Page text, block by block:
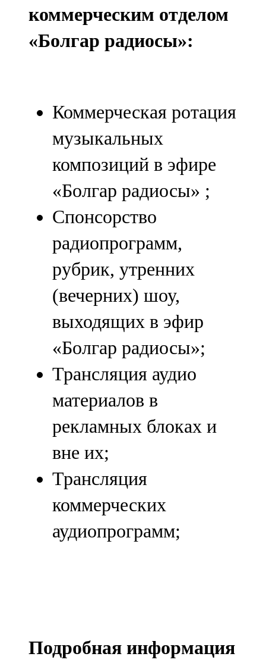
коммерческим отделом
«Болгар радиосы»:
Коммерческая ротация
музыкальных
композиций в эфире
«Болгар радиосы» ;
Спонсорство
радиопрограмм,
рубрик, утренних
(вечерних) шоу,
выходящих в эфир
«Болгар радиосы»;
Трансляция аудио
материалов в
рекламных блоках и
вне их;
Трансляция
коммерческих
аудиопрограмм;
Подробная информация